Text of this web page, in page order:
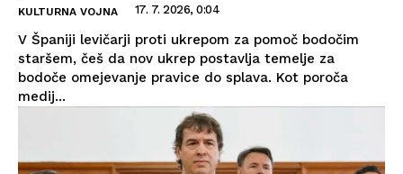
KULTURNA VOJNA 17. 7. 2026, 0:04
V Španiji levičarji proti ukrepom za pomoč bodočim
staršem, češ da nov ukrep postavlja temelje za
bodoče omejevanje pravice do splava. Kot poroča
medij...